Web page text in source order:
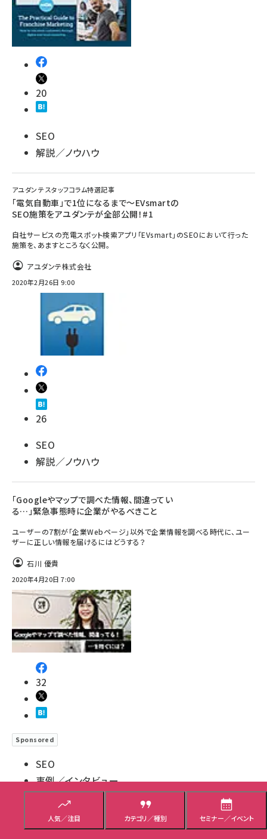
人気／注目 カテゴリ／種別 セミナー／イベント
20
SEO
解説／ノウハウ
アユダンテ スタッフコラム特選記事
「電気自動車」で1位になるまで～EVsmartの
SEO施策をアユダンテが全部公開！#1
自社サービスの充電スポット検索アプリ「EVsmart」のSEOにおいて行った
施策を、あますところなく公開。
アユダンテ株式会社
2020年2月26日 9:00
26
SEO
解説／ノウハウ
「Googleやマップで調べた情報、間違ってい
る…」緊急事態時に企業がやるべきこと
ユーザーの7割が「企業Webページ」以外で企業情報を調べる時代に、ユー
ザーに正しい情報を届けるにはどうする？
石川 優貴
2020年4月20日 7:00
32
Sponsored
SEO
事例／インタビュー
海外&国内SEO情報ウォッチ
コアウェブバイタル改善にはメリットしかない。